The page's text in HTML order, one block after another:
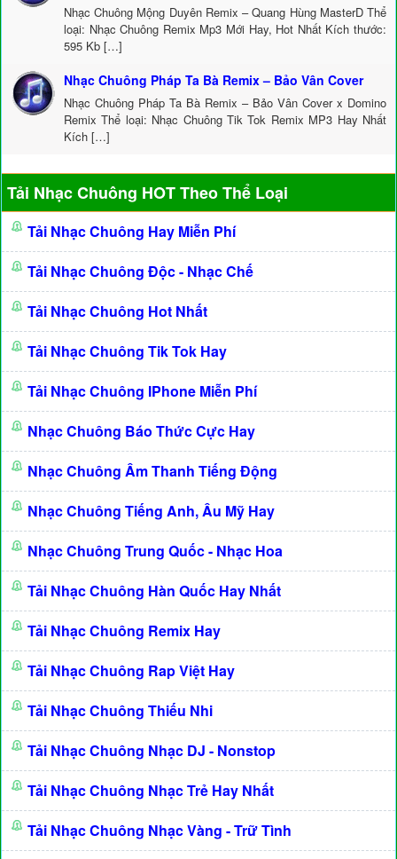
Nhạc Chuông Mộng Duyên Remix – Quang Hùng MasterD Thể
loại: Nhạc Chuông Remix Mp3 Mới Hay, Hot Nhất Kích thước:
595 Kb […]
Nhạc Chuông Pháp Ta Bà Remix – Bảo Vân Cover
Nhạc Chuông Pháp Ta Bà Remix – Bảo Vân Cover x Domino
Remix Thể loại: Nhạc Chuông Tik Tok Remix MP3 Hay Nhất
Kích […]
Tải Nhạc Chuông HOT Theo Thể Loại
Tải Nhạc Chuông Hay Miễn Phí
Tải Nhạc Chuông Độc - Nhạc Chế
Tải Nhạc Chuông Hot Nhất
Tải Nhạc Chuông Tik Tok Hay
Tải Nhạc Chuông IPhone Miễn Phí
Nhạc Chuông Báo Thức Cực Hay
Nhạc Chuông Âm Thanh Tiếng Động
Nhạc Chuông Tiếng Anh, Âu Mỹ Hay
Nhạc Chuông Trung Quốc - Nhạc Hoa
Tải Nhạc Chuông Hàn Quốc Hay Nhất
Tải Nhạc Chuông Remix Hay
Tải Nhạc Chuông Rap Việt Hay
Tải Nhạc Chuông Thiếu Nhi
Tải Nhạc Chuông Nhạc DJ - Nonstop
Tải Nhạc Chuông Nhạc Trẻ Hay Nhất
Tải Nhạc Chuông Nhạc Vàng - Trữ Tình